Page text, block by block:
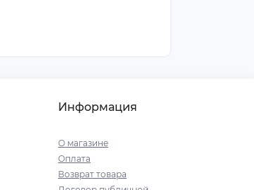
Информация
О магазине
Оплата
Возврат товара